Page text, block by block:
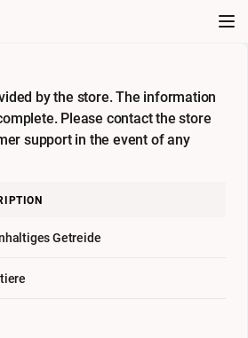
by the store. The information
Please contact the store
support in the event of any
Getreide